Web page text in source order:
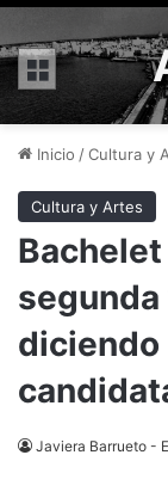
Menú
Inicio /Cultura y
Cultura y Artes
diciendo
Javiera Barrueto -